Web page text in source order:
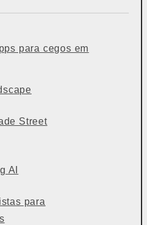
para cegos em
Street
AI
para